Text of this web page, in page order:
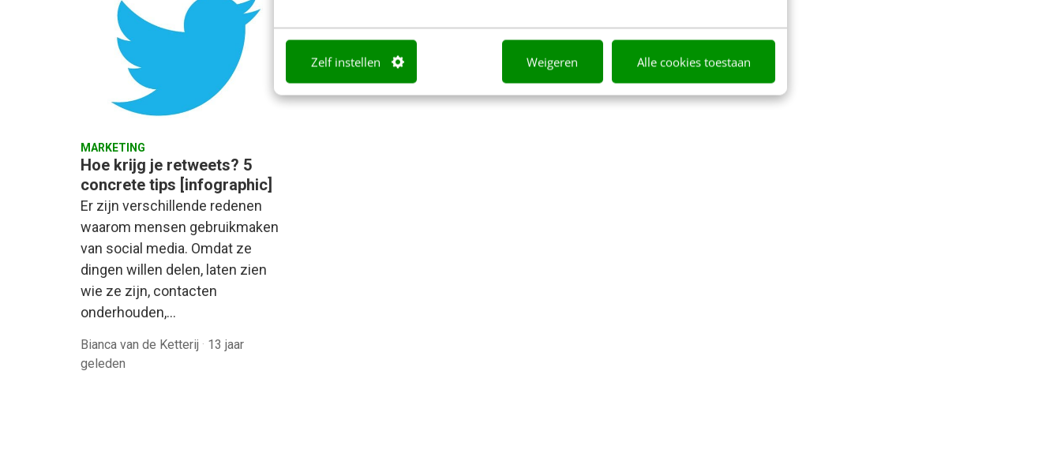
Zelf instellen Weigeren Alle cookies toestaan
MARKETING
Hoe krijg je retweets? 5
concrete tips [infographic]
Er zijn verschillende redenen
waarom mensen gebruikmaken
van social media. Omdat ze
dingen willen delen, laten zien
wie ze zijn, contacten
onderhouden,…
Bianca van de Ketterij · 13 jaar
geleden